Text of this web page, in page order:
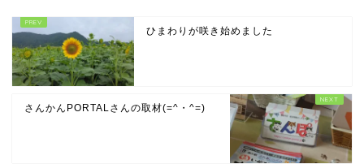
ひまわりが咲き始めました
さんかんPORTALさんの取材(=^・^=)